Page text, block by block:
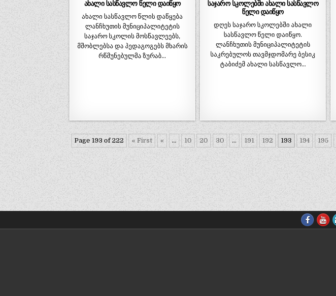
ახალი სასწავლო წელი დაიწყო
ახალი სასწავლო წლის დაწყება
ლანჩხუთის მუნიციპალიტეტის
საჯარო სკოლის მოსწავლეებს,
მშობლებსა და პედაგოგებს მხარის
რწმუნებულმა ზურაბ…
საჯარო სკოლებში ახალი სასწავლო
წელი დაიწყო
დღეს საჯარო სკოლებში ახალი
სასწავლო წელი დაიწყო.
ლანჩხუთის მუნიციპალიტეტის
საკრებულოს თავმჯდომარე ბესიკ
ტაბიძემ ახალი სასწავლო…
Page 193 of 222 « First « ... 10 20 30 ... 191 192 193 194 195